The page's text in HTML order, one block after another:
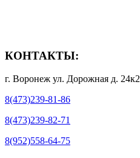
КОНТАКТЫ:
г. Воронеж ул. Дорожная д. 24к2
8(473)239-81-86
8(473)239-82-71
8(952)558-64-75